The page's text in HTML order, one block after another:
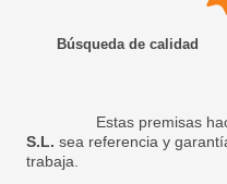
Búsqueda de calidad
Estas premisas
S.L. sea referencia y
trabaja.